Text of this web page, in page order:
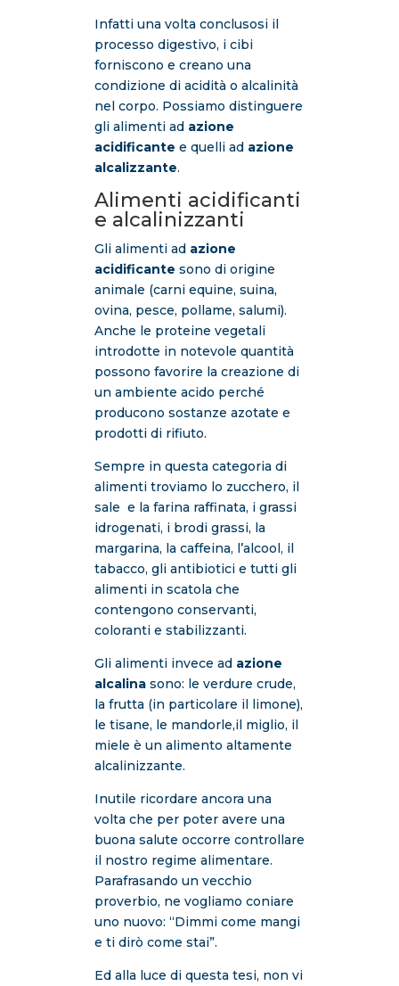
Infatti una volta conclusosi il
processo digestivo, i cibi
forniscono e creano una
condizione di acidità o alcalinità
nel corpo. Possiamo distinguere
gli alimenti ad azione
acidificante e quelli ad azione
alcalizzante.
Alimenti acidificanti
e alcalinizzanti
Gli alimenti ad azione
acidificante sono di origine
animale (carni equine, suina,
ovina, pesce, pollame, salumi).
Anche le proteine vegetali
introdotte in notevole quantità
possono favorire la creazione di
un ambiente acido perché
producono sostanze azotate e
prodotti di rifiuto.
Sempre in questa categoria di
alimenti troviamo lo zucchero, il
sale e la farina raffinata, i grassi
idrogenati, i brodi grassi, la
margarina, la caffeina, l’alcool, il
tabacco, gli antibiotici e tutti gli
alimenti in scatola che
contengono conservanti,
coloranti e stabilizzanti.
Gli alimenti invece ad azione
alcalinasono: le verdure crude,
la frutta (in particolare il limone),
le tisane, le mandorle,il miglio, il
miele è un alimento altamente
alcalinizzante.
Inutile ricordare ancora una
volta che per poter avere una
buona salute occorre controllare
il nostro regime alimentare.
Parafrasando un vecchio
proverbio, ne vogliamo coniare
uno nuovo: “Dimmi come mangi
e ti dirò come stai”.
Ed alla luce di questa tesi, non vi